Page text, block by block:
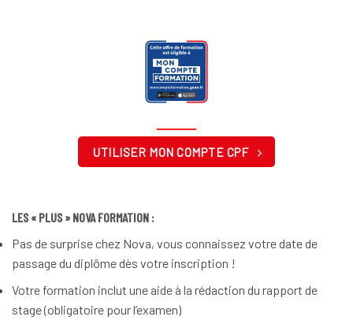
UTILISER MON COMPTE CPF
LES « PLUS » NOVA FORMATION :
Pas de surprise chez Nova, vous connaissez votre date de
passage du diplôme dès votre inscription !
Votre formation inclut une aide à la rédaction du rapport de
stage (obligatoire pour l’examen)